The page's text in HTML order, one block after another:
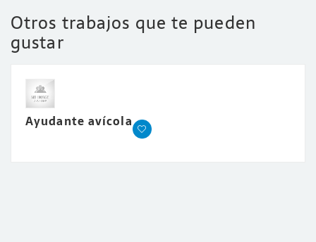
Otros trabajos que te pueden
gustar
Ayudante avícola